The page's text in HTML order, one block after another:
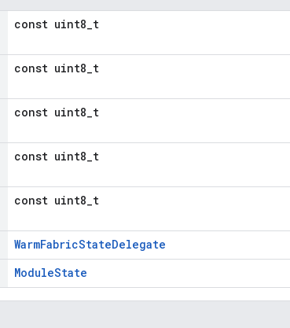
const uint8_t
const uint8_t
const uint8_t
const uint8_t
const uint8_t
WarmFabricStateDelegate
ModuleState